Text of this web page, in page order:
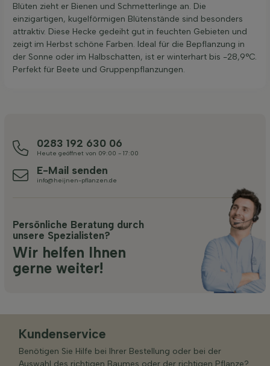
Blüten zieht er Bienen und Schmetterlinge an. Die
einzigartigen, kugelförmigen Blütenstände sind besonders
attraktiv. Diese Hecke gedeiht gut in feuchten Gebieten und
zeigt im Herbst schöne Farben. Ideal für die Bepflanzung in
der Sonne oder im Halbschatten, ist er winterhart bis -28,9°C.
Perfekt für Beete und Gruppenpflanzungen.
0283 192 630 06
Heute geöffnet von 09:00 - 17:00
E-Mail senden
info@heijnen-pflanzen.de
Persönliche Beratung durch
unsere Spezialisten?
Wir helfen Ihnen
gerne weiter!
Kundenservice
Benötigen Sie Hilfe bei Ihrer Bestellung oder bei der